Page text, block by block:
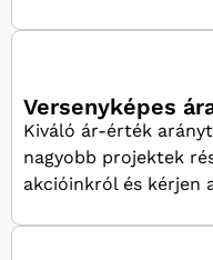
Versenyképes
Kiváló ár-érték
nagyobb projektek
akcióinkról és kérjen